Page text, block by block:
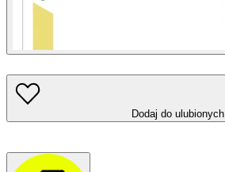
Dodaj do ulubionych